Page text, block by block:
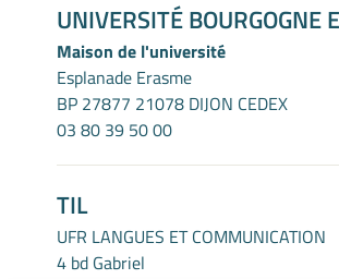
UNIVERSITÉ BOURGOGNE
Maison de l'université
Esplanade Erasme
BP 27877 21078 DIJON CEDEX
03 80 39 50 00
TIL
UFR LANGUES ET COMMUNICATION
4 bd Gabriel